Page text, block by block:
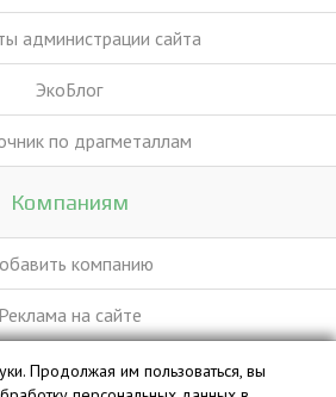
администрации сайта
ЭкоБлог
по драгметаллам
Компаниям
компанию
Реклама на сайте
Продолжая им пользоваться, вы